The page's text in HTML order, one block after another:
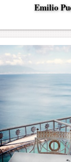
Emilio